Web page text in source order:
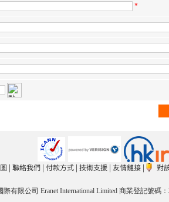
*
| 聯絡我們 | 付款方式 | 技術支援 | 友情鏈接 | 對
有限公司 Eranet International Limited 商業登記號碼：